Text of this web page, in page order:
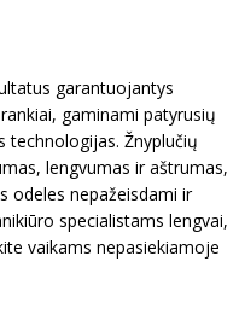
garantuojantys
gaminami patyrusių
technologijas. Žnyplučių
lengvumas ir aštrumas,
odeles nepažeisdami ir
specialistams lengvai,
vaikams nepasiekiamoje